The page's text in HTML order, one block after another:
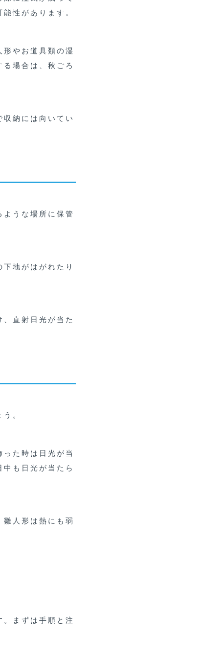
性があります。
やお道具類の湿
場合は、秋ごろ
納には向いてい
うな場所に保管
地がはがれたり
直射日光が当た
。
た時は日光が当
も日光が当たら
人形は熱にも弱
まずは手順と注